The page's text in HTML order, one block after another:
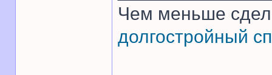
Чем меньше
долгостройный